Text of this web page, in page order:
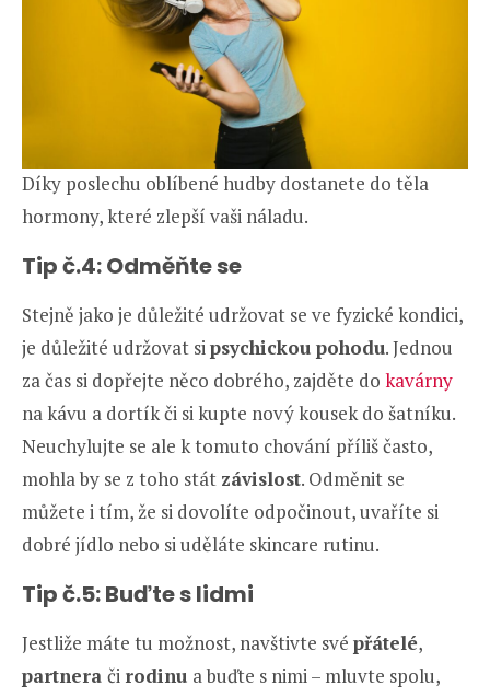
Díky poslechu oblíbené hudby dostanete do těla
hormony, které zlepší vaši náladu.
Tip č.4: Odměňte se
Stejně jako je důležité udržovat se ve fyzické kondici,
je důležité udržovat sipsychickou pohodu. Jednou
za čas si dopřejte něco dobrého, zajděte do kavárny
na kávu a dortík či si kupte nový kousek do šatníku.
Neuchylujte se ale k tomuto chování příliš často,
mohla by se z toho stát závislost. Odměnit se
můžete i tím, že si dovolíte odpočinout, uvaříte si
dobré jídlo nebo si uděláte skincare rutinu.
Tip č.5: Buďte s lidmi
Jestliže máte tu možnost, navštivte své přátelé,
partnera či rodinu a buďte s nimi – mluvte spolu,